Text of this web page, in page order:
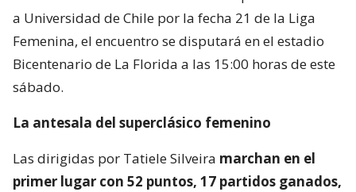
a Universidad de Chile por la fecha 21 de la Liga
Femenina, el encuentro se disputará en el estadio
Bicentenario de La Florida a las 15:00 horas de este
sábado.
La antesala del superclásico femenino
Las dirigidas por Tatiele Silveira marchan en el
primer lugar con 52 puntos, 17 partidos ganados,